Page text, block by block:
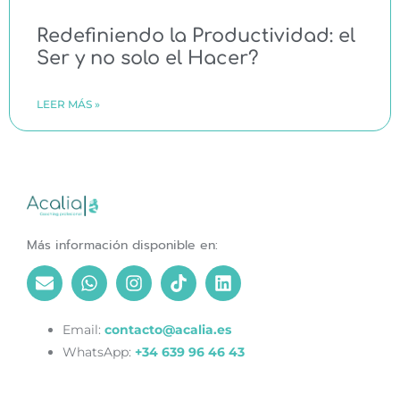
Redefiniendo la Productividad: el
Ser y no solo el Hacer?
LEER MÁS »
Más información disponible en:
Email: contacto@acalia.es
WhatsApp: +34 639 96 46 43